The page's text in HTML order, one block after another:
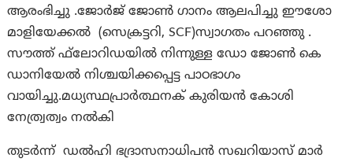
ആരംഭിച്ചു .ജോർജ് ജോൺ ഗാനം ആലപിച്ചു ഈശോ
മാളിയേക്കൽ (സെക്രട്ടറി, SCF)സ്വാഗതം പറഞ്ഞു .
സൗത്ത് ഫ്‌ലോറിഡയിൽ നിന്നുള്ള ഡോ ജോൺ കെ
ഡാനിയേൽ നിശ്ചയിക്കപ്പെട്ട പാഠഭാഗം
വായിച്ചു.മധ്യസ്ഥപ്രാർത്ഥനക് കുരിയൻ കോശി
നേത്ര്വത്വം നൽകി
തുടർന്ന് ഡൽഹി ഭദ്രാസനാധിപൻ സഖറിയാസ് മാർ